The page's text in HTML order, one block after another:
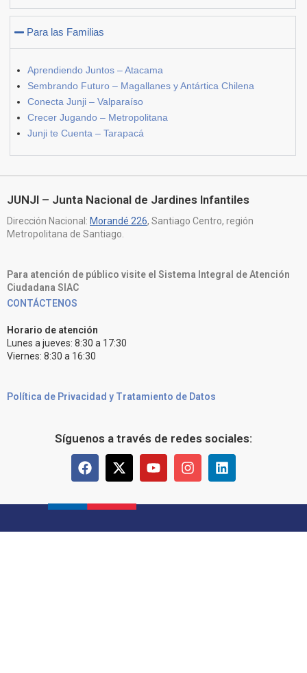
Para las Familias
Aprendiendo Juntos – Atacama
Sembrando Futuro – Magallanes y Antártica Chilena
Conecta Junji – Valparaíso
Crecer Jugando – Metropolitana
Junji te Cuenta – Tarapacá
JUNJI – Junta Nacional de Jardines Infantiles
Dirección Nacional: Morandé 226, Santiago Centro, región
Metropolitana de Santiago.
Para atención de público visite el Sistema Integral de Atención
Ciudadana SIAC
CONTÁCTENOS
Horario de atención
Lunes a jueves: 8:30 a 17:30
Viernes: 8:30 a 16:30
Política de Privacidad y Tratamiento de Datos
Síguenos a través de redes sociales: